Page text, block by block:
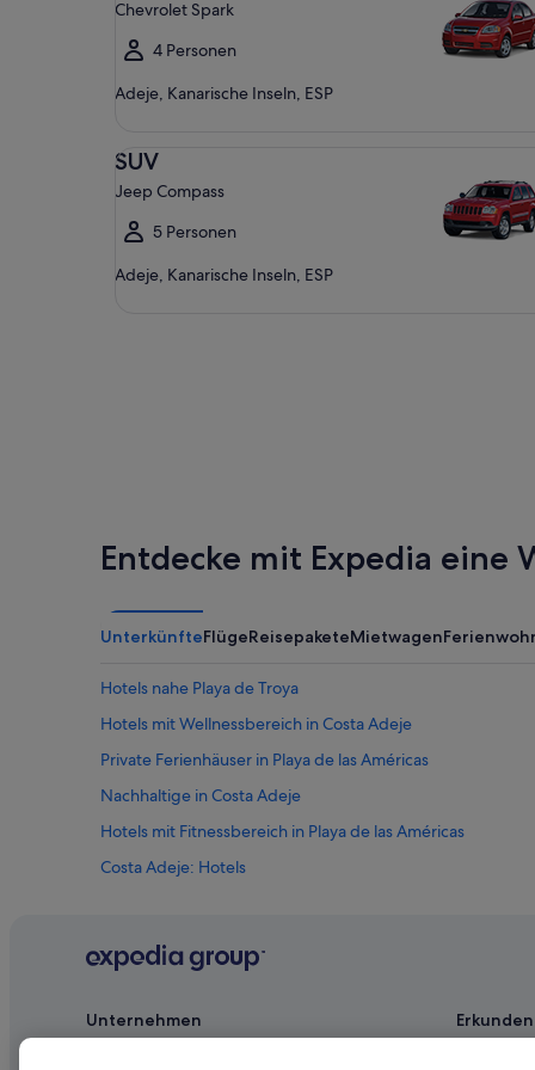
Chevrolet Spark
4 Personen
Adeje, Kanarische Inseln, ESP
SUV
Jeep Compass
5 Personen
Adeje, Kanarische Inseln, ESP
Entdecke mit Expedia eine
UnterkünfteFlügeReisepaketeMietwagen
Hotels nahe Playa de Troya
Hotels mit Wellnessbereich in Costa Adeje
Private Ferienhäuser in Playa de las Américas
Nachhaltige in Costa Adeje
Hotels mit Fitnessbereich in Playa de las Américas
Costa Adeje: Hotels
4-Sterne-Hotels in San Eugenio
Marriott Hotels & Resorts in Costa Adeje
Unternehmen Erkunden